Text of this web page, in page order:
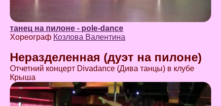
танец на пилоне - pole-dance
Хореограф Козлова Валентина
Неразделенная (дуэт на пилоне)
Отчетний концерт Divadance (Дива танцы) в клубе
Крыша